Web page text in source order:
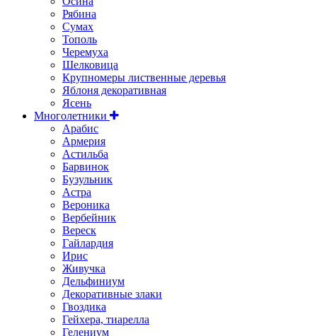
Рябина
Сумах
Тополь
Черемуха
Шелковица
Крупномеры лиственные деревья
Яблоня декоративная
Ясень
Многолетники
Арабис
Армерия
Астильбa
Барвинок
Бузульник
Астра
Вероника
Вербейник
Вереск
Гайлардия
Ирис
Живучка
Дельфиниум
Декоративные злаки
Гвоздика
Гейхера, тиарелла
Гелениум